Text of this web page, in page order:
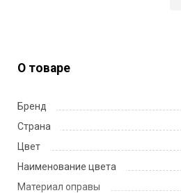
О товаре
Бренд
Страна
Цвет
Наименование цвета
Материал оправы